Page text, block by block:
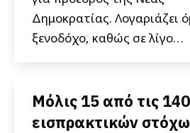
Δημοκρατίας. Λογαριάζει
ξενοδόχο, καθώς σε λίγο…
Μόλις 15 από τις
εισπρακτικών